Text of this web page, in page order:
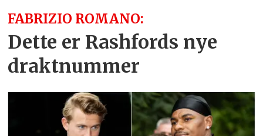
FABRIZIO ROMANO:
Dette er Rashfords nye
draktnummer